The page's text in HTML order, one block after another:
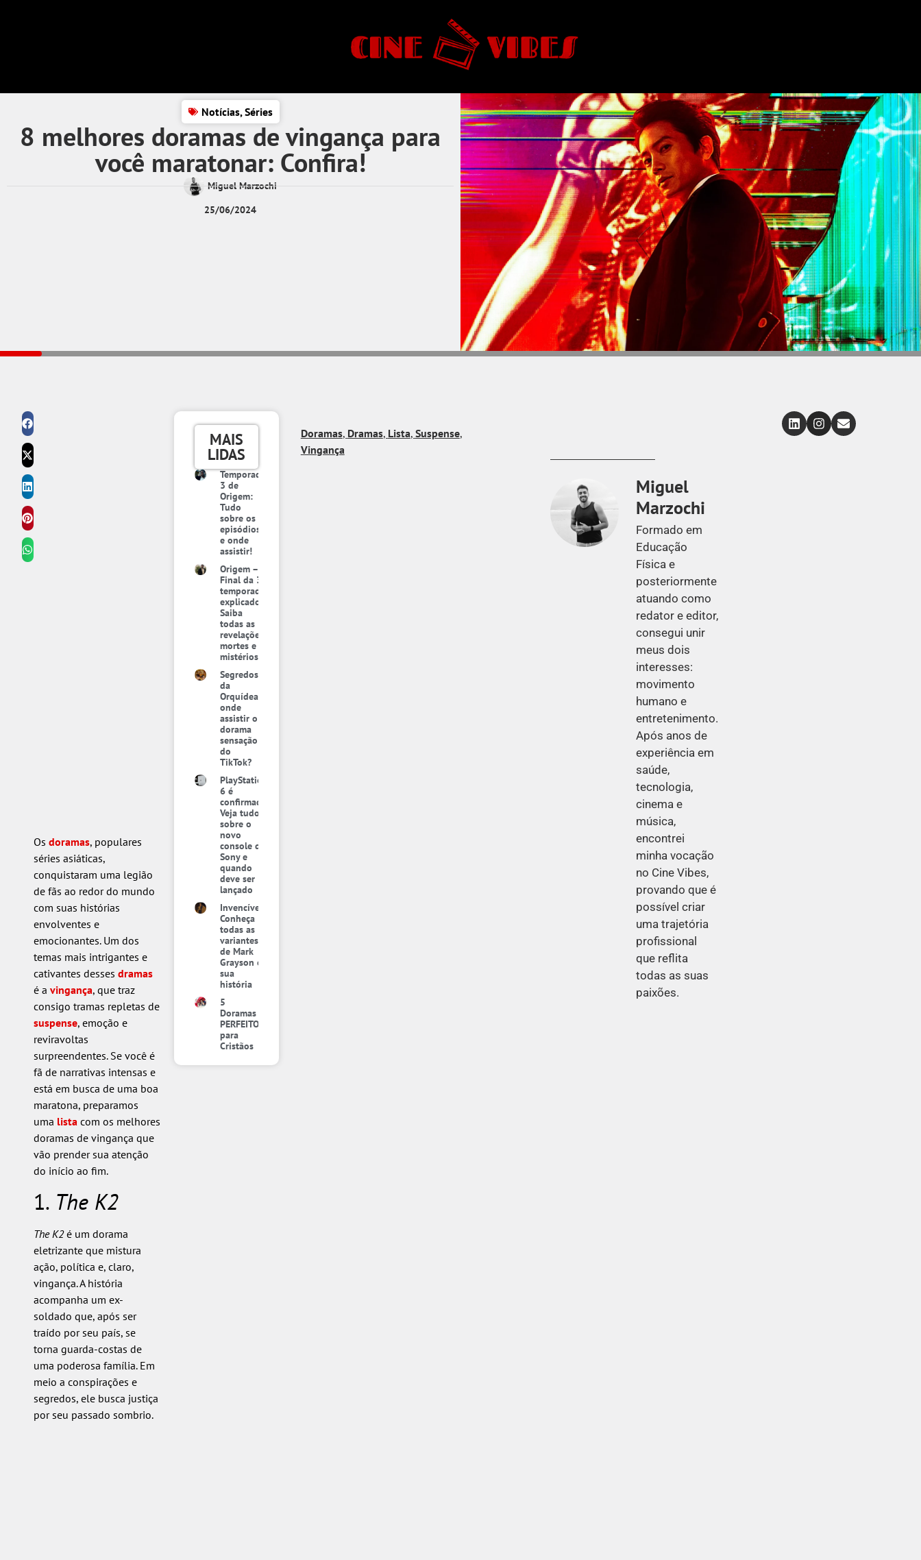
Notícias,Séries
8 melhores doramas de vingança para
você maratonar: Confira!
Miguel Marzochi
25/06/2024
Os doramas, populares
séries asiáticas,
conquistaram uma legião
de fãs ao redor do mundo
com suas histórias
envolventes e
emocionantes. Um dos
temas mais intrigantes e
cativantes desses dramas
é a vingança, que traz
consigo tramas repletas de
suspense, emoção e
reviravoltas
surpreendentes. Se você é
fã de narrativas intensas e
está em busca de uma boa
maratona, preparamos
uma lista com os melhores
doramas de vingança que
vão prender sua atenção
do início ao fim.
1. The K2
The K2é um dorama
eletrizante que mistura
ação, política e, claro,
vingança. A história
acompanha um ex-
soldado que, após ser
traído por seu país, se
torna guarda-costas de
uma poderosa família. Em
meio a conspirações e
segredos, ele busca justiça
por seu passado sombrio.
MAIS
LIDAS
Temporada
3 de
Origem:
Tudo
sobre os
episódios
e onde
assistir!
Origem –
Final da 3ª
temporada
explicado:
Saiba
todas as
revelações,
mortes e
mistérios
Segredos
da
Orquídea:
onde
assistir o
dorama
sensação
do
TikTok?
PlayStation
6 é
confirmado:
Veja tudo
sobre o
novo
console da
Sony e
quando
deve ser
lançado
Invencível:
Conheça
todas as
variantes
de Mark
Grayson e
sua
história
5
Doramas
PERFEITOS
para
Cristãos
Doramas, Dramas, Lista, Suspense,
Vingança
Miguel
Marzochi
Formado em
Educação
Física e
posteriormente
atuando como
redator e editor,
consegui unir
meus dois
interesses:
movimento
humano e
entretenimento.
Após anos de
experiência em
saúde,
tecnologia,
cinema e
música,
encontrei
minha vocação
no Cine Vibes,
provando que é
possível criar
uma trajetória
profissional
que reflita
todas as suas
paixões.